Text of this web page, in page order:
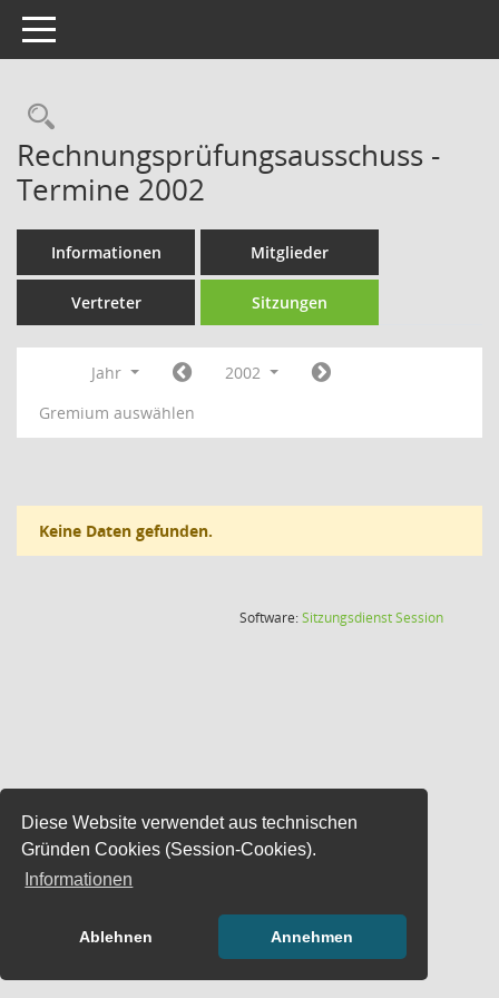
Diese Website verwendet aus technischen
Gründen Cookies (Session-Cookies).
Informationen
Ablehnen Annehmen
Toggle navigation
Rechercheauswahl
Rechnungsprüfungsausschuss -
Termine 2002
Informationen Mitglieder
Vertreter Sitzungen
Jahr
2002
Gremium auswählen
Keine Daten gefunden.
Software:SitzungsdienstSession(Wird in